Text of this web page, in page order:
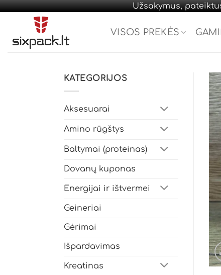
Užsakymus,
content
VISOS PREKĖS
KATEGORIJOS
Aksesuarai
Amino rūgštys
Baltymai (proteinas)
Dovanų kuponas
Energijai ir ištvermei
Geineriai
Gėrimai
Išpardavimas
Kreatinas